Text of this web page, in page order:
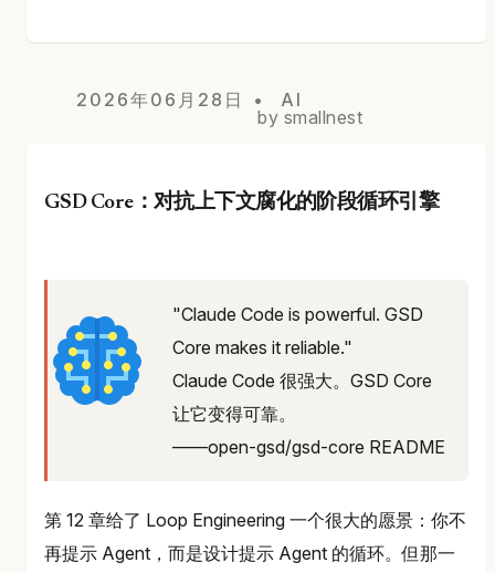
2026年06月28日
AI
by smallnest
GSD Core：对抗上下文腐化的阶段循环引擎
"Claude Code is powerful. GSD
Core makes it reliable."
Claude Code 很强大。GSD Core
让它变得可靠。
——open-gsd/gsd-core README
第 12 章给了 Loop Engineering 一个很大的愿景：你不
再提示 Agent，而是设计提示 Agent 的循环。但那一